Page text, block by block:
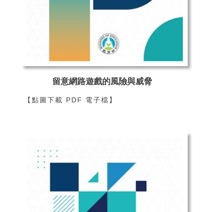
留意網路遊戲的風險與威脅
【點圖下載 PDF 電子檔】